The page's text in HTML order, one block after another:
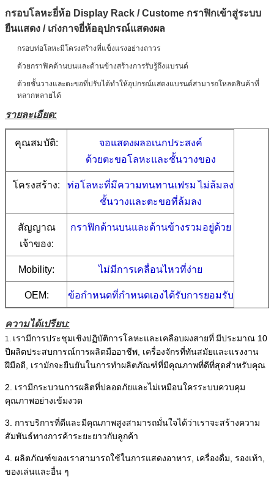
กรอบโลหะยี่ห้อ Display Rack / Custome กราฟิกเข้าสู่ระบบ
ยืนแสดง / เก่งกาจยี่ห้ออุปกรณ์แสดงผล
กรอบท่อโลหะมีโครงสร้างที่แข็งแรงอย่างถาวร
ด้วยกราฟิคด้านบนและด้านข้างสร้างการรับรู้ถึงแบรนด์
ด้วยชั้นวางและตะขอที่ปรับได้ทำให้อุปกรณ์แสดงแบรนด์สามารถโหลดสินค้าที่
หลากหลายได้
รายละเอียด:
คุณสมบัติ:
จอแสดงผลอเนกประสงค์
ด้วยตะขอโลหะและชั้นวางของ
โครงสร้าง: ท่อโลหะที่มีความทนทานเฟรม ไม่ล้มลง
ชั้นวางและตะขอที่ล้มลง
สัญญาณ
เจ้าของ:
กราฟิกด้านบนและด้านข้างรวมอยู่ด้วย
Mobility: ไม่มีการเคลื่อนไหวที่ง่าย
OEM: ข้อกำหนดที่กำหนดเองได้รับการยอมรับ
ความได้เปรียบ:
1. เรามีการประชุมเชิงปฏิบัติการโลหะและเคลือบผงสายที่มีประมาณ 10
ปีผลิตประสบการณ์การผลิตมืออาชีพ, เครื่องจักรที่ทันสมัยและแรงงาน
ฝีมือดี, เรามักจะยืนยันในการทำผลิตภัณฑ์ที่มีคุณภาพที่ดีที่สุดสำหรับคุณ
2. เรามีกระบวนการผลิตที่ปลอดภัยและไม่เหมือนใครระบบควบคุม
คุณภาพอย่างเข้มงวด
3. การบริการที่ดีและมีคุณภาพสูงสามารถมั่นใจได้ว่าเราจะสร้างความ
สัมพันธ์ทางการค้าระยะยาวกับลูกค้า
4. ผลิตภัณฑ์ของเราสามารถใช้ในการแสดงอาหาร, เครื่องดื่ม, รองเท้า,
ของเล่นและอื่น ๆ